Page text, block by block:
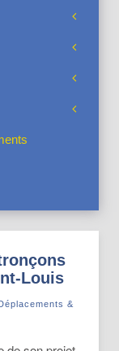
Louis
&